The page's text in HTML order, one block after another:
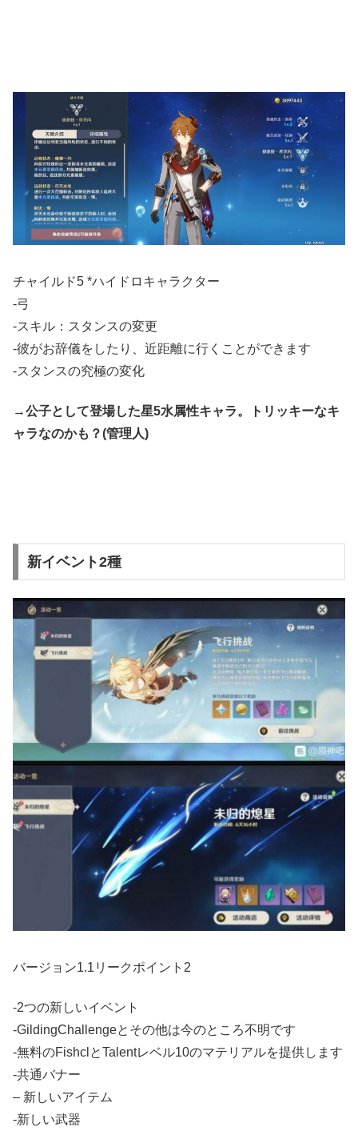
チャイルド5 *ハイドロキャラクター
-弓
-スキル：スタンスの変更
-彼がお辞儀をしたり、近距離に行くことができます
-スタンスの究極の変化
→公子として登場した星5水属性キャラ。トリッキーなキ
ャラなのかも？(管理人)
新イベント2種
バージョン1.1リークポイント2
-2つの新しいイベント
-GildingChallengeとその他は今のところ不明です
-無料のFishclとTalentレベル10のマテリアルを提供します
-共通バナー
– 新しいアイテム
-新しい武器